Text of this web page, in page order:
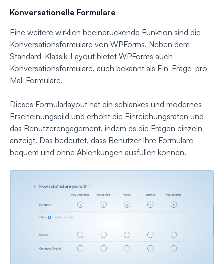
Konversationelle Formulare
Eine weitere wirklich beeindruckende Funktion sind die
Konversationsformulare von WPForms. Neben dem
Standard-Klassik-Layout bietet WPForms auch
Konversationsformulare, auch bekannt als Ein-Frage-pro-
Mal-Formulare.
Dieses Formularlayout hat ein schlankes und modernes
Erscheinungsbild und erhöht die Einreichungsraten und
das Benutzerengagement, indem es die Fragen einzeln
anzeigt. Das bedeutet, dass Benutzer Ihre Formulare
bequem und ohne Ablenkungen ausfüllen können.